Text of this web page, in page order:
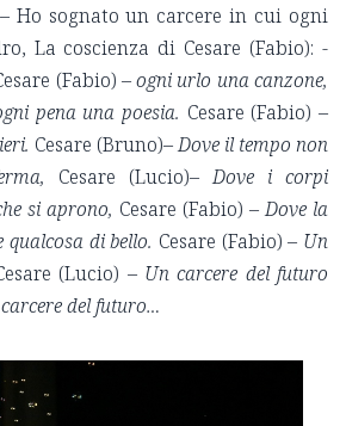
– Ho sognato un carcere in cui ogni
La coscienza di Cesare (Fabio): -
(Fabio) –ogni urlo una canzone,
pena una poesia. Cesare (Fabio) –
Cesare (Bruno)–Dove il tempo non
Cesare (Lucio)–Dove i corpi
si aprono, Cesare (Fabio) –Dove la
di bello. Cesare (Fabio) – Un
(Lucio) – Un carcere del futuro
del futuro…